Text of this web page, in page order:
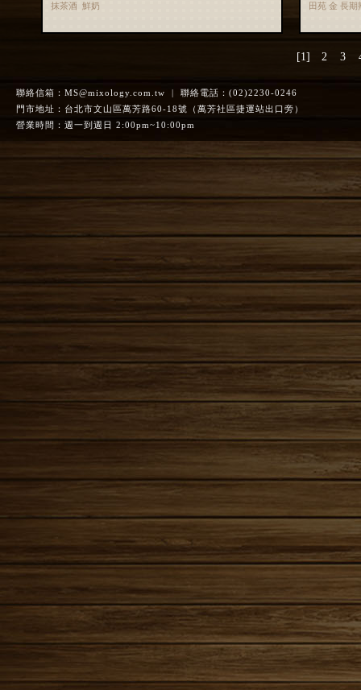
抹茶酒 鮮奶 田苑 金 長
[1] 2 3
聯絡信箱： MS@mixology.com.tw | 聯絡電話：(02)2230-0246
門市地址：台北市文山區萬芳路60-18號（萬芳社區捷運站出口旁）
營業時間：週一到週日 2:00pm~10:00pm